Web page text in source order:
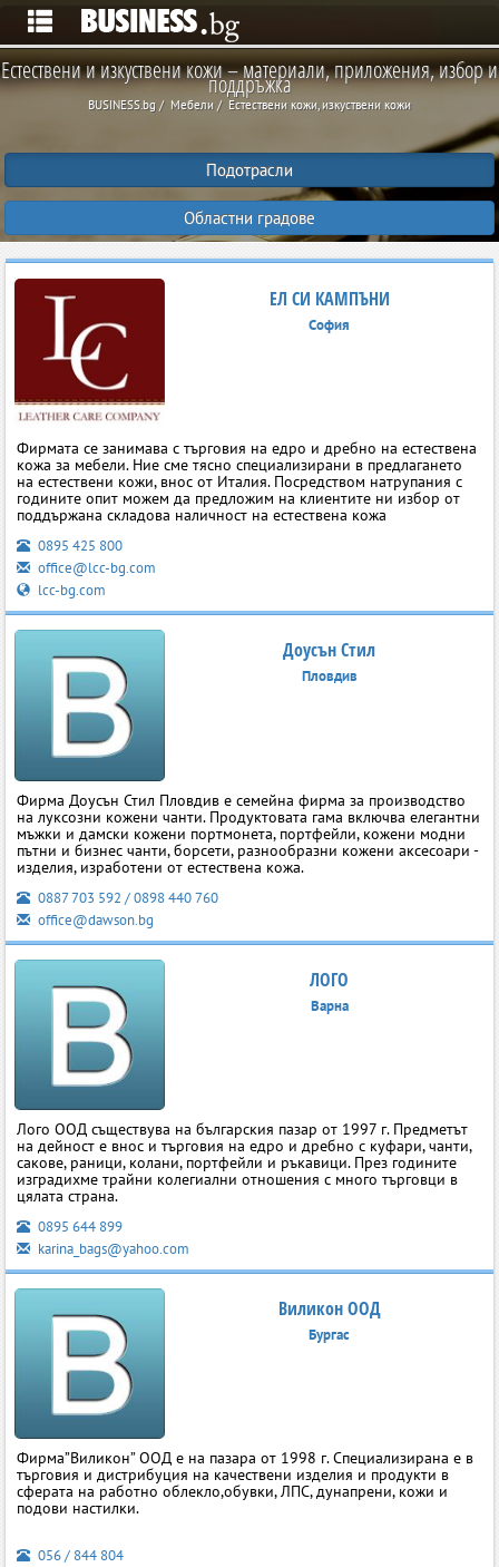
Естествени и изкуствени кожи – материали, приложения, избор и
поддръжка
BUSINESS.bg Мебели Естествени кожи, изкуствени кожи
Подотрасли
Областни градове
ЕЛ СИ КАМПЪНИ
София
Фирмата се занимава с търговия на едро и дребно на естествена
кожа за мебели. Ние сме тясно специализирани в предлагането
на естествени кожи, внос от Италия. Посредством натрупания с
годините опит можем да предложим на клиентите ни избор от
поддържана складова наличност на естествена кожа
0895 425 800
office@lcc-bg.com
lcc-bg.com
Доусън Стил
Пловдив
Фирма Доусън Стил Пловдив е семейна фирма за производство
на луксозни кожени чанти. Продуктовата гама включва елегантни
мъжки и дамски кожени портмонета, портфейли, кожени модни
пътни и бизнес чанти, борсети, разнообразни кожени аксесоари -
изделия, изработени от естествена кожа.
0887 703 592 / 0898 440 760
office@dawson.bg
ЛОГО
Варна
Лого ООД съществува на българския пазар от 1997 г. Предметът
на дейност е внос и търговия на едро и дребно с куфари, чанти,
сакове, раници, колани, портфейли и ръкавици. През годините
изградихме трайни колегиални отношения с много търговци в
цялата страна.
0895 644 899
karina_bags@yahoo.com
Виликон ООД
Бургас
Фирма”Виликон” ООД е на пазара от 1998 г. Специализирана е в
търговия и дистрибуция на качествени изделия и продукти в
сферата на работно облекло,обувки, ЛПС, дунапрени, кожи и
подови настилки.
056 / 844 804